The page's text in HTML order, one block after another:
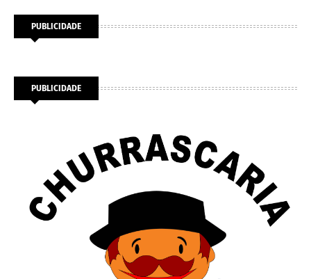
PUBLICIDADE
PUBLICIDADE